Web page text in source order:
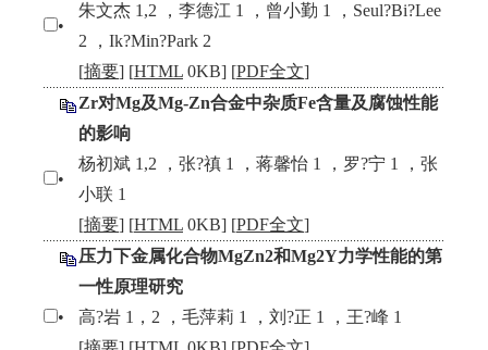
•
朱文杰 1,2 ，李德江 1 ，曾小勤 1 ，Seul?Bi?Lee
2 ，Ik?Min?Park 2
[摘要] [HTML 0KB] [PDF全文]
Zr对Mg及Mg-Zn合金中杂质Fe含量及腐蚀性能
的影响
•
杨初斌 1,2 ，张?禛 1 ，蒋馨怡 1 ，罗?宁 1 ，张
小联 1
[摘要] [HTML 0KB] [PDF全文]
压力下金属化合物MgZn2和Mg2Y力学性能的第
一性原理研究
•
高?岩 1，2 ，毛萍莉 1 ，刘?正 1 ，王?峰 1